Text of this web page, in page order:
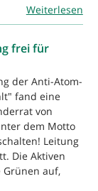
Weiterlesen
frei für
der Anti-Atom-
fand eine
von
dem Motto
Leitung
Die Aktiven
auf,